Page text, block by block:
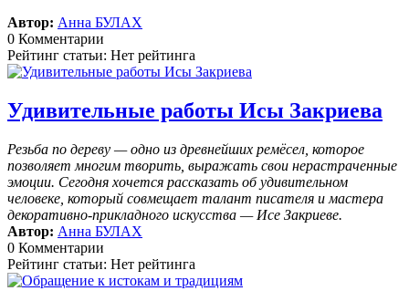
Автор: Анна БУЛАХ
0 Комментарии
Рейтинг статьи: Нет рейтинга
Удивительные работы Исы Закриева
Резьба по дереву — одно из древнейших ремёсел, которое
позволяет многим творить, выражать свои нерастраченные
эмоции. Сегодня хочется рассказать об удивительном
человеке, который совмещает талант писателя и мастера
декоративно-прикладного искусства — Исе Закриеве.
Автор: Анна БУЛАХ
0 Комментарии
Рейтинг статьи: Нет рейтинга